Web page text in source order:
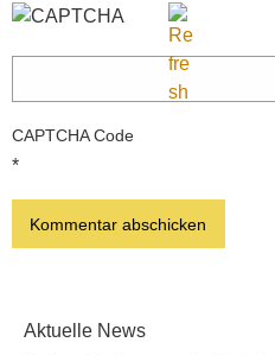
CAPTCHA Code
*
Aktuelle News